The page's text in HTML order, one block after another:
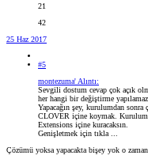
21
42
25 Haz 2017
#5
montezuma' Alıntı:
Sevgili dostum cevap çok açık
her hangi bir değiştirme
Yapacağın şey, kurulumdan
CLOVER içine koymak.
Extensions içine kuracaksın.
Genişletmek için tıkla ...
Çözümü yoksa yapacakta bişey yok o